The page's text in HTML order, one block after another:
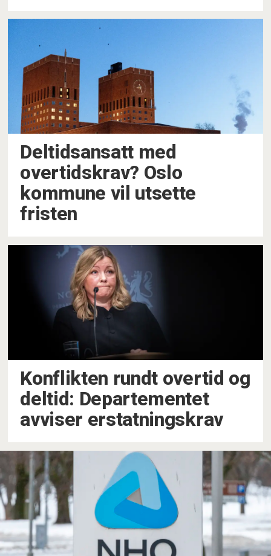
Deltidsansatt med
overtidskrav? Oslo
kommune vil utsette
fristen
Konflikten rundt overtid og
deltid: Departementet
avviser erstatningskrav